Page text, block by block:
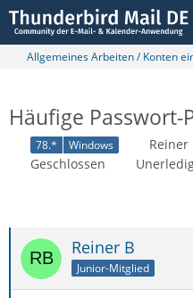
Allgemeines Arbeiten / Konten
Häufige Passwort-
78.* Windows Reiner
Geschlossen
Reiner B
Junior-Mitglied